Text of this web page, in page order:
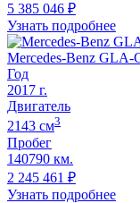
5 385 046 ₽
Узнать подробнее
Mercedes-Benz GLA-
Год
2017 г.
Двигатель
2143 cм3
Пробег
140790 км.
2 245 461 ₽
Узнать подробнее